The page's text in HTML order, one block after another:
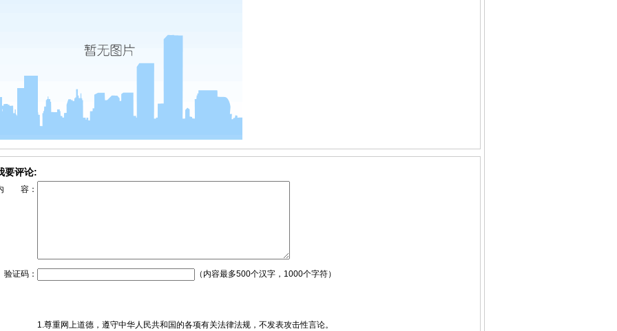
要评论:
容：
验证码： （内容最多500个汉字，1000个字符）
1.尊重网上道德，遵守中华人民共和国的各项有关法律法规，不发表攻击性言论。